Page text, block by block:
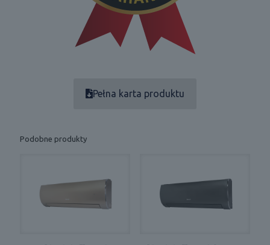
Pełna karta produktu
Podobne produkty